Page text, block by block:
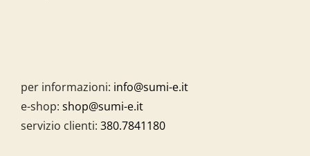
per informazioni: info@sumi-e.it
e-shop: shop@sumi-e.it
servizio clienti: 380.7841180